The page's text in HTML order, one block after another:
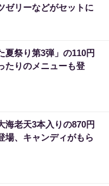
ゼリーなどがセットに
夏祭り第3弾」の110円
たりのメニューも登
海老天3本入りの870円
場、キャンディがもら